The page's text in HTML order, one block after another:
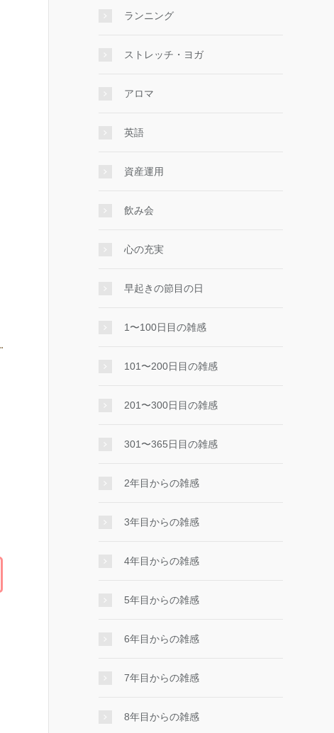
ランニング
ストレッチ・ヨガ
アロマ
英語
資産運用
飲み会
心の充実
早起きの節目の日
1〜100日目の雑感
101〜200日目の雑感
201〜300日目の雑感
301〜365日目の雑感
2年目からの雑感
3年目からの雑感
4年目からの雑感
5年目からの雑感
6年目からの雑感
7年目からの雑感
8年目からの雑感